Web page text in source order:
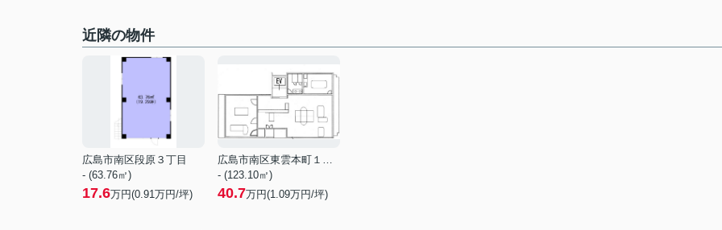
近隣の物件
広島市南区段原３丁目
- (63.76㎡)
17.6万円(0.91万円/坪)
広島市南区東雲本町１丁目
- (123.10㎡)
40.7万円(1.09万円/坪)